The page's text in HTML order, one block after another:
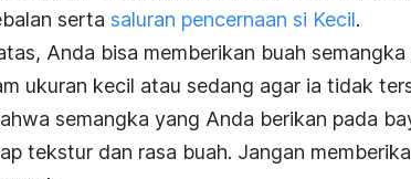
serta saluran pencernaan si Kecil.
Anda bisa memberikan buah
ukuran kecil atau sedang agar ia tidak
semangka yang Anda berikan pada
tekstur dan rasa buah. Jangan